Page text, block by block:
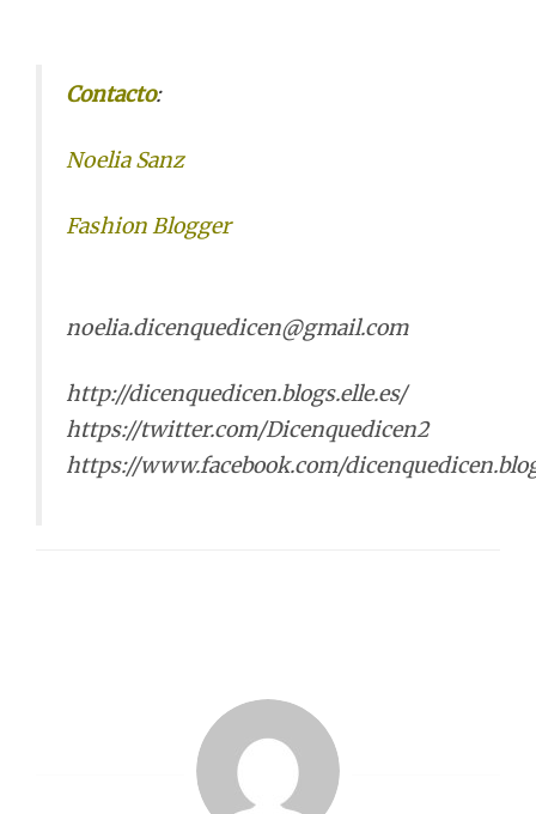
Contacto:
Noelia Sanz
Fashion Blogger
noelia.dicenquedicen@gmail.com
http://dicenquedicen.blogs.elle.es/
https://twitter.com/Dicenquedicen2
https://www.facebook.com/